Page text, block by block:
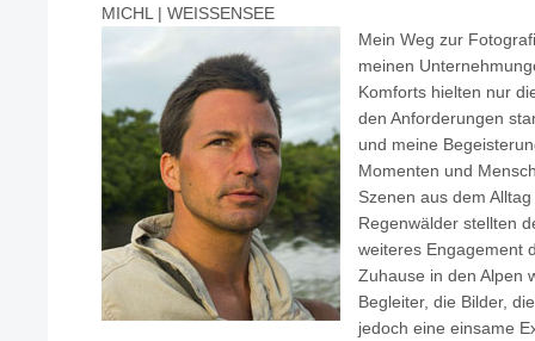
MICHL | WEISSENSEE
Mein Weg zur
meinen
Komforts hielten nur
den Anforderungen
und meine
Momenten und
Szenen aus dem
Regenwälder stellten
weiteres Engagement
Zuhause in den Alpen
Begleiter, die Bilder,
jedoch eine einsame